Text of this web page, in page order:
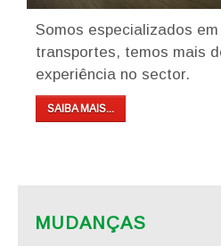
Somos especializados
transportes, temos mais
experiência no sector.
SAIBA MAIS...
MUDANÇAS